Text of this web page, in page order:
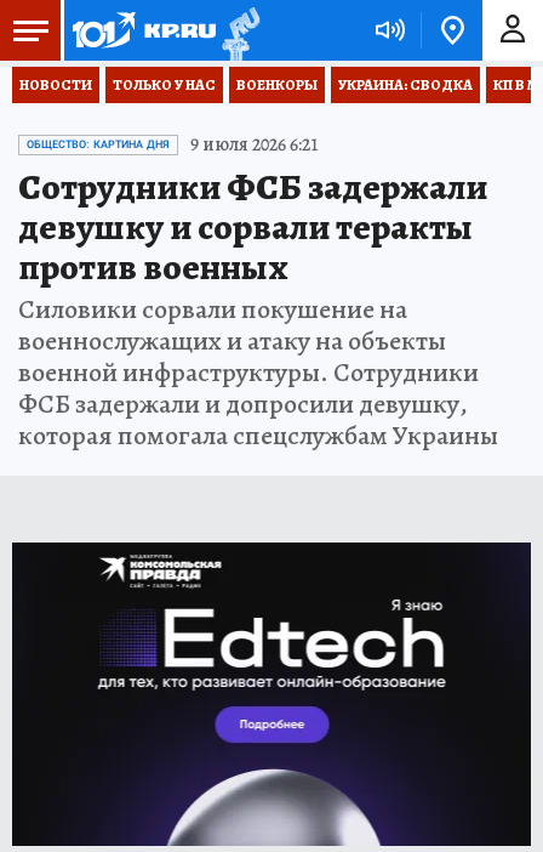
НОВОСТИ ТОЛЬКО У НАС ВОЕНКОРЫ УКРАИНА: СВОДКА КП В
ОБЩЕСТВО: КАРТИНА ДНЯ 9 июля 2026 6:21
Сотрудники ФСБ задержали
девушку и сорвали теракты
против военных
Силовики сорвали покушение на
военнослужащих и атаку на объекты
военной инфраструктуры. Сотрудники
ФСБ задержали и допросили девушку,
которая помогала спецслужбам Украины